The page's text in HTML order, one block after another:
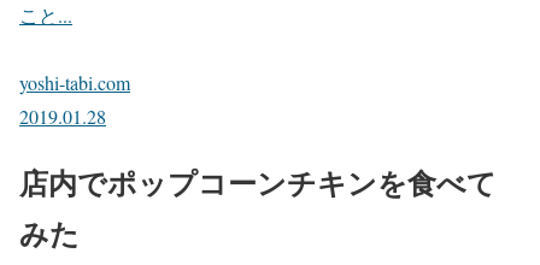
こと...
yoshi-tabi.com
2019.01.28
店内でポップコーンチキンを食べて
みた